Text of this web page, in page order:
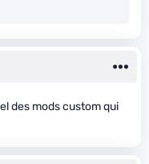
des mods custom qui